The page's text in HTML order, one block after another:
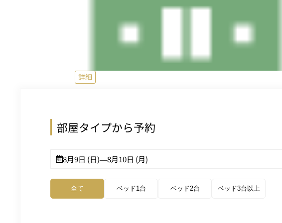
詳細
部屋タイプから予約
8月9日 (日)—8月10日 (月)
全て ベッド1台 ベッド2台 ベッド3台以上